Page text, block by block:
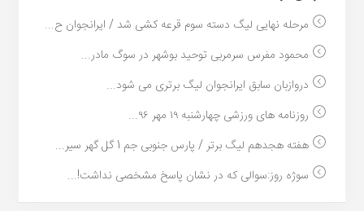
مرحله نهایی لیگ دسته سوم قرعه کشی شد / ایرانجوان ح...
محمود مفرس سرمربی توحید بوشهر در سوگ مادر...
دروازبان سابق ایرانجوان لیگ برتری می شود...
روزنامه های ورزشی چهارشنبه ۱۹ مهر ۹۶...
هفته هجدهم لیگ برتر / پارس جنوبی جم 1 گل گهر سیر...
سوژه روز:سوالی که در نشان پاسخ مشخصی نداشت!...